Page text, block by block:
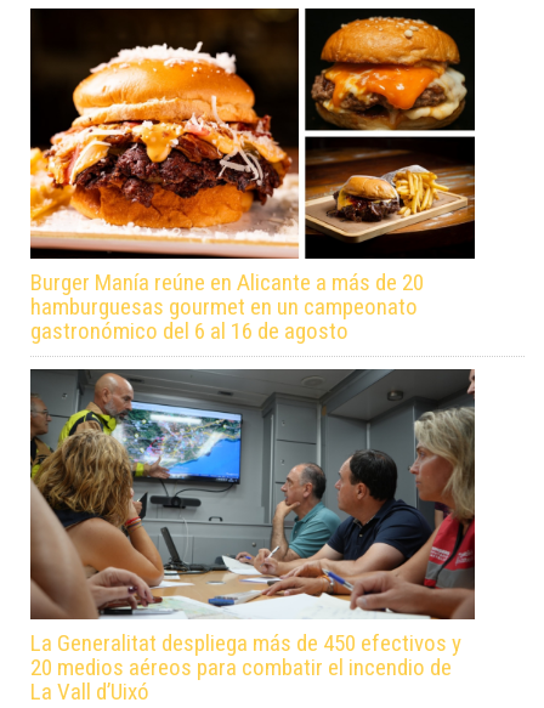
Burger Manía reúne en Alicante a más de 20
hamburguesas gourmet en un campeonato
gastronómico del 6 al 16 de agosto
La Generalitat despliega más de 450 efectivos y
20 medios aéreos para combatir el incendio de
La Vall d’Uixó